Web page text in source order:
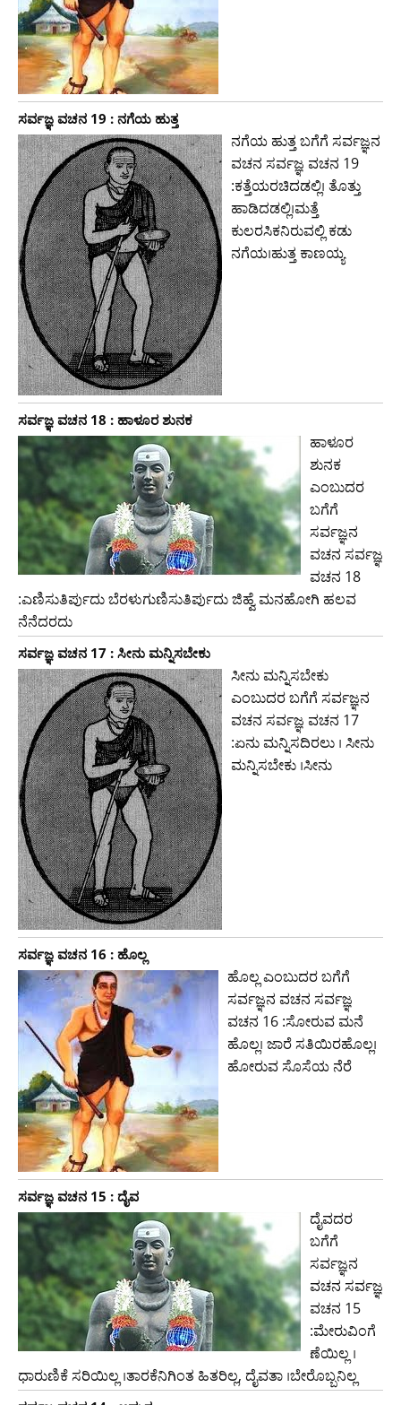
ಸರ್ವಜ್ಞ ವಚನ 19 : ನಗೆಯ ಹುತ್ತ
ನಗೆಯ ಹುತ್ತ ಬಗೆಗೆ ಸರ್ವಜ್ಞನ
ವಚನ ಸರ್ವಜ್ಞ ವಚನ 19
:ಕತ್ತೆಯರಚಿದಡಲ್ಲಿ। ತೊತ್ತು
ಹಾಡಿದಡಲ್ಲಿ।ಮತ್ತೆ
ಕುಲರಸಿಕನಿರುವಲ್ಲಿ ಕಡು
ನಗೆಯ।ಹುತ್ತ ಕಾಣಯ್ಯ
ಸರ್ವಜ್ಞ ವಚನ 18 : ಹಾಳೂರ ಶುನಕ
ಹಾಳೂರ
ಶುನಕ
ಎಂಬುದರ
ಬಗೆಗೆ
ಸರ್ವಜ್ಞನ
ವಚನ ಸರ್ವಜ್ಞ
ವಚನ 18
:ಎಣಿಸುತಿರ್ಪುದು ಬೆರಳುಗುಣಿಸುತಿರ್ಪುದು ಜಿಹ್ವೆ ಮನಹೋಗಿ ಹಲವ
ನೆನೆದರದು
ಸರ್ವಜ್ಞ ವಚನ 17 : ಸೀನು ಮನ್ನಿಸಬೇಕು
ಸೀನು ಮನ್ನಿಸಬೇಕು
ಎಂಬುದರ ಬಗೆಗೆ ಸರ್ವಜ್ಞನ
ವಚನ ಸರ್ವಜ್ಞ ವಚನ 17
:ಏನು ಮನ್ನಿಸದಿರಲು । ಸೀನು
ಮನ್ನಿಸಬೇಕು ।ಸೀನು
ಸರ್ವಜ್ಞ ವಚನ 16 : ಹೊಲ್ಲ
ಹೊಲ್ಲ ಎಂಬುದರ ಬಗೆಗೆ
ಸರ್ವಜ್ಞನ ವಚನ ಸರ್ವಜ್ಞ
ವಚನ 16 :ಸೋರುವ ಮನೆ
ಹೊಲ್ಲ। ಜಾರೆ ಸತಿಯಿರಹೊಲ್ಲ।
ಹೋರುವ ಸೊಸೆಯ ನೆರೆ
ಸರ್ವಜ್ಞ ವಚನ 15 : ದೈವ
ದೈವದರ
ಬಗೆಗೆ
ಸರ್ವಜ್ಞನ
ವಚನ ಸರ್ವಜ್ಞ
ವಚನ 15
:ಮೇರುವಿಂಗೆ
ಣೆಯಿಲ್ಲ ।
ಧಾರುಣಿಕೆ ಸರಿಯಿಲ್ಲ ।ತಾರಕೆನಿಗಿಂತ ಹಿತರಿಲ್ಲ, ದೈವತಾ ।ಬೇರೊಬ್ಬನಿಲ್ಲ